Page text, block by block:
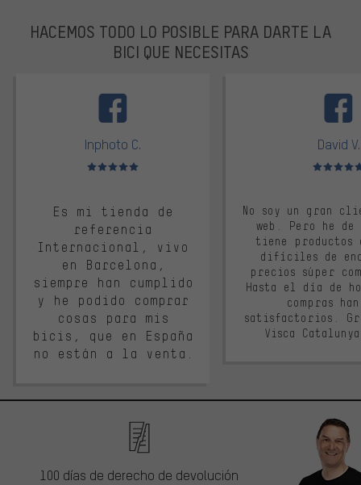
HACEMOS TODO LO POSIBLE PARA DARTE LA
BICI QUE NECESITAS
Inphoto C.
Valoración media: 5 de 5
Es mi tienda de
referencia
Internacional, vivo
en Barcelona,
siempre han cumplido
y he podido comprar
cosas para mis
bicis, que en España
no están a la venta.
David V.
Valoración
No soy un gran
web. Pero he
tiene productos
difíciles de
precios súper
Hasta el día de
compras
satisfactorios.
Visca
100 días de derecho de devolución